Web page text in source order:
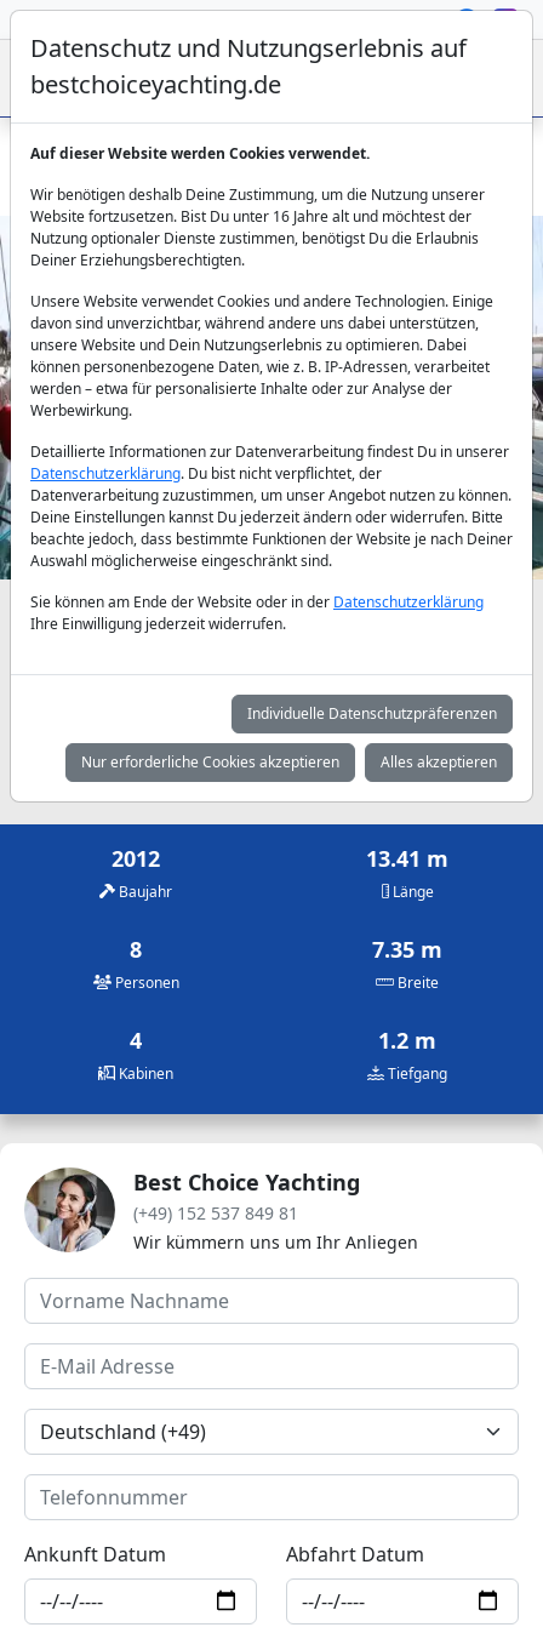
Katamaran Ayda 1 13,41m 4 Kabinen Charter ab Marmaris
Previous Next
Verfügbarkeiten und Tagespreise nach Absprache
Mai Juni
1.200 €
Juli
1.200 €
August
1.200 €
September
1.200 €
Oktober
900 €
2012
Baujahr
13.41 m
Länge
8
Personen
7.35 m
Breite
4
Kabinen
1.2 m
Tiefgang
Best Choice Yachting
(+49) 152 537 849 81
Wir kümmern uns um Ihr Anliegen
Ankunft Datum Abfahrt Datum
Datenschutz und Nutzungserlebnis auf
bestchoiceyachting.de
Auf dieser Website werden Cookies verwendet.
Wir benötigen deshalb Deine Zustimmung, um die Nutzung unserer
Website fortzusetzen. Bist Du unter 16 Jahre alt und möchtest der
Nutzung optionaler Dienste zustimmen, benötigst Du die Erlaubnis
Deiner Erziehungsberechtigten.
Unsere Website verwendet Cookies und andere Technologien. Einige
davon sind unverzichtbar, während andere uns dabei unterstützen,
unsere Website und Dein Nutzungserlebnis zu optimieren. Dabei
können personenbezogene Daten, wie z. B. IP-Adressen, verarbeitet
werden – etwa für personalisierte Inhalte oder zur Analyse der
Werbewirkung.
Detaillierte Informationen zur Datenverarbeitung findest Du in unserer
Datenschutzerklärung. Du bist nicht verpflichtet, der
Datenverarbeitung zuzustimmen, um unser Angebot nutzen zu können.
Deine Einstellungen kannst Du jederzeit ändern oder widerrufen. Bitte
beachte jedoch, dass bestimmte Funktionen der Website je nach Deiner
Auswahl möglicherweise eingeschränkt sind.
Sie können am Ende der Website oder in der Datenschutzerklärung
Ihre Einwilligung jederzeit widerrufen.
Individuelle Datenschutzpräferenzen
Nur erforderliche Cookies akzeptieren Alles akzeptieren